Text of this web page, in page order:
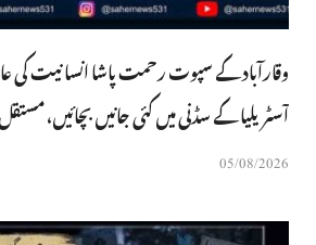
وقارآباد کے سپوت رحمت پاشا انسانیت کی
آسٹریلیا کے سڈنی میں کئی جانیں بچائیں،
05/08/2026